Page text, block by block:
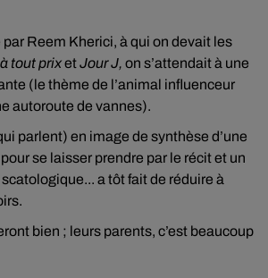
Reem Kherici, à qui on devait les
tout prixetJour J, on s’attendait à une
(le thème de l’animal influenceur
autoroute de vannes).
parlent) en image de synthèse d’une
se laisser prendre par le récit et un
a tôt fait de réduire à
bien ; leurs parents, c’est beaucoup